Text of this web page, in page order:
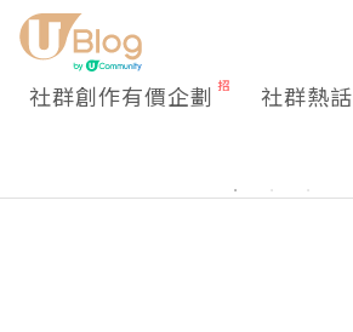
社群創作有價企劃 社群熱話